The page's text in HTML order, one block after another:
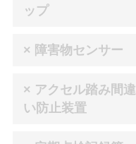
ップ
× 障害物センサー
× アクセル踏み間違
い防止装置